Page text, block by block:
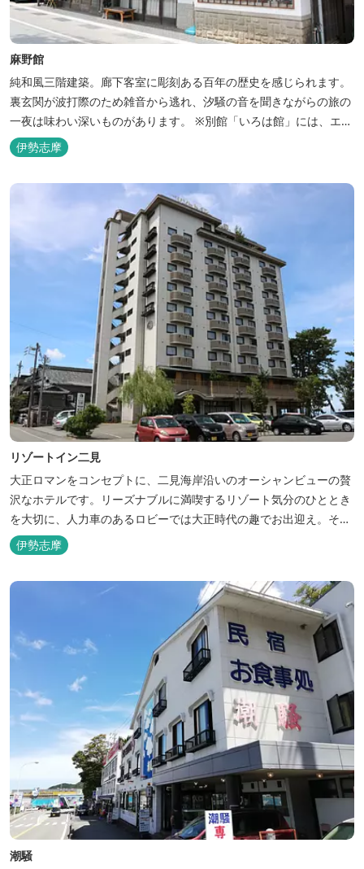
麻野館
純和風三階建築。廊下客室に彫刻ある百年の歴史を感じられます。
裏玄関が波打際のため雑音から逃れ、汐騒の音を聞きながらの旅の
一夜は味わい深いものがあります。 ※別館「いろは館」には、エイ
リアンやプレデターのリアルな模型があり、初めて見た方はビック
リしますよ。
伊勢志摩
リゾートイン二見
大正ロマンをコンセプトに、二見海岸沿いのオーシャンビューの贅
沢なホテルです。リーズナブルに満喫するリゾート気分のひととき
を大切に、人力車のあるロビーでは大正時代の趣でお出迎え。そし
て、抜群の眺めが自慢の露天風呂｢七福の湯｣は、趣向を凝らした七
つのお風呂のうち、五つをご宿泊者様無料の貸切風呂としてご利用
が可能です。
伊勢志摩
潮騒